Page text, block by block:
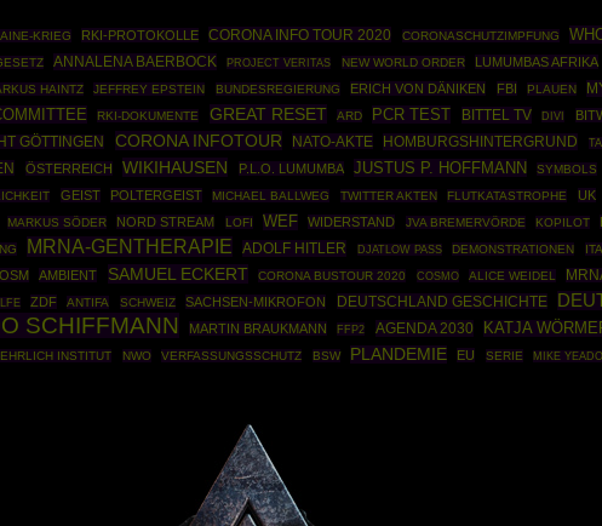
KRIEG RKI-PROTOKOLLE CORONA INFO TOUR 2020 CORONASCHUTZIMPFUNG
ANNALENA BAERBOCK PROJECT VERITAS NEW WORLD ORDER LUMUMBAS AFRIKA
HAINTZ JEFFREY EPSTEIN BUNDESREGIERUNG ERICH VON DÄNIKEN FBI PLAUEN
RKI-DOKUMENTE GREAT RESET ARD PCR TEST BITTEL TV DIVI
GÖTTINGEN CORONA INFOTOUR NATO-AKTE HOMBURGSHINTERGRUND
ÖSTERREICH WIKIHAUSEN P.L.O. LUMUMBA JUSTUS P. HOFFMANN SYMBOLS
GEIST POLTERGEIST MICHAEL BALLWEG TWITTER AKTEN FLUTKATASTROPHE UK
MARKUS SÖDER NORD STREAM LOFI WEF WIDERSTAND JVA BREMERVÖRDE KOPILOT
MRNA-GENTHERAPIE ADOLF HITLER DJATLOW PASS DEMONSTRATIONEN
OSM AMBIENT SAMUEL ECKERT CORONA BUSTOUR 2020 COSMO ALICE WEIDEL
ZDF ANTIFA SCHWEIZ SACHSEN-MIKROFON DEUTSCHLAND GESCHICHTE
SCHIFFMANN MARTIN BRAUKMANN FFP2 AGENDA 2030 KATJA
INSTITUT NWO VERFASSUNGSSCHUTZ BSW PLANDEMIE EU SERIE MIKE